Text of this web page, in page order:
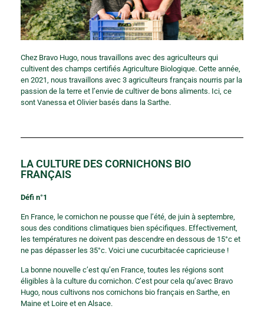
Chez Bravo Hugo, nous travaillons avec des agriculteurs qui
cultivent des champs certifiés Agriculture Biologique. Cette année,
en 2021, nous travaillons avec 3 agriculteurs français nourris par la
passion de la terre et l’envie de cultiver de bons aliments. Ici, ce
sont Vanessa et Olivier basés dans la Sarthe.
LA CULTURE DES CORNICHONS BIO
FRANÇAIS
Défi n°1
En France, le cornichon ne pousse que l’été, de juin à septembre,
sous des conditions climatiques bien spécifiques. Effectivement,
les températures ne doivent pas descendre en dessous de 15°c et
ne pas dépasser les 35°c. Voici une cucurbitacée capricieuse !
La bonne nouvelle c’est qu’en France, toutes les régions sont
éligibles à la culture du cornichon. C’est pour cela qu’avec Bravo
Hugo, nous cultivons nos cornichons bio français en Sarthe, en
Maine et Loire et en Alsace.